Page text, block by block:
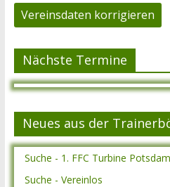
Vereinsdaten korrigieren
Nächste Termine
Neues aus der
Suche - 1. FFC Turbine Potsdam
Suche - Vereinlos